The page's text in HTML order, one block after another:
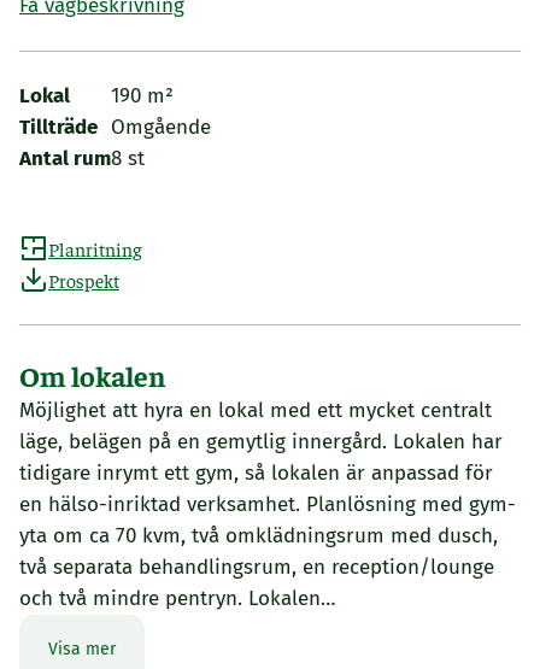
Få vägbeskrivning
Lokal
Tillträde
Antal rum
190 m²
Omgående
8 st
Planritning
Prospekt
Om lokalen
Möjlighet att hyra en lokal med ett mycket centralt
läge, belägen på en gemytlig innergård. Lokalen har
tidigare inrymt ett gym, så lokalen är anpassad för
en hälso-inriktad verksamhet. Planlösning med gym-
yta om ca 70 kvm, två omklädningsrum med dusch,
två separata behandlingsrum, en reception/lounge
och två mindre pentryn. Lokalen…
Visa mer